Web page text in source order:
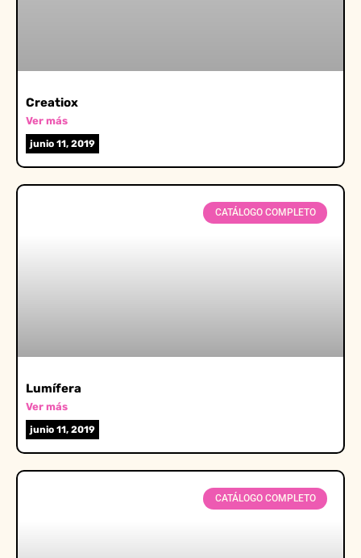
Creatiox
Ver más
junio 11, 2019
CATÁLOGO COMPLETO
Lumífera
Ver más
junio 11, 2019
CATÁLOGO COMPLETO